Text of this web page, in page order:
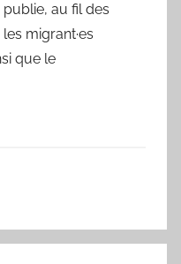
au fil des
migrant·es
que le